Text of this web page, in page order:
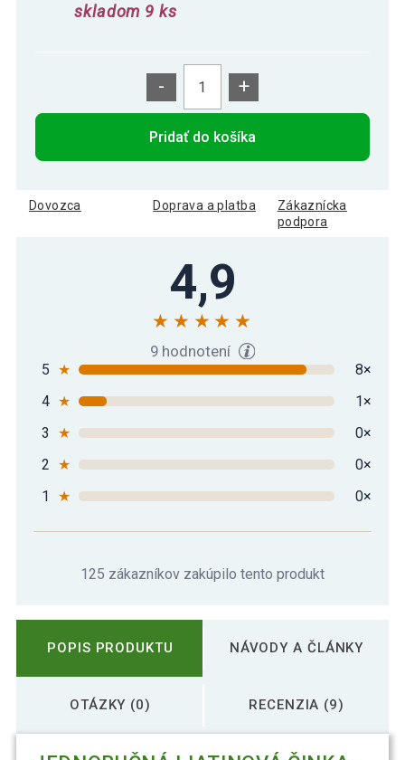
skladom 9 ks
- +
Pridať do košíka
Dovozca Doprava a platba
Zákaznícka
podpora
4,9
9 hodnotení
5 ★
8×
4 ★
1×
3
★
0×
2 ★
0×
1
★ 0×
125 zákazníkov zakúpilo tento produkt
POPIS PRODUKTU NÁVODY A ČLÁNKY
OTÁZKY (0) RECENZIA (9)